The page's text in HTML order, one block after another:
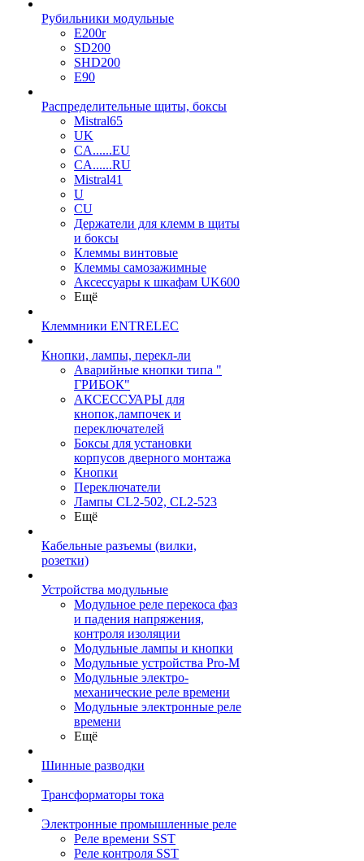
Рубильники модульные
E200r
SD200
SHD200
E90
Распределительные щиты, боксы
Mistral65
UK
CA......EU
CA......RU
Mistral41
U
CU
Держатели для клемм в щиты
и боксы
Клеммы винтовые
Клеммы самозажимные
Аксессуары к шкафам UK600
Ещё
Клеммники ENTRELEC
Кнопки, лампы, перекл-ли
Аварийные кнопки типа "
ГРИБОК"
АКСЕССУАРЫ для
кнопок,лампочек и
переключателей
Боксы для установки
корпусов дверного монтажа
Кнопки
Переключатели
Лампы CL2-502, CL2-523
Ещё
Кабельные разъемы (вилки,
розетки)
Устройства модульные
Модульное реле перекоса фаз
и падения напряжения,
контроля изоляции
Модульные лампы и кнопки
Модульные устройства Pro-M
Модульные электро-
механические реле времени
Модульные электронные реле
времени
Ещё
Шинные разводки
Трансформаторы тока
Электронные промышленные реле
Реле времени SST
Реле контроля SST